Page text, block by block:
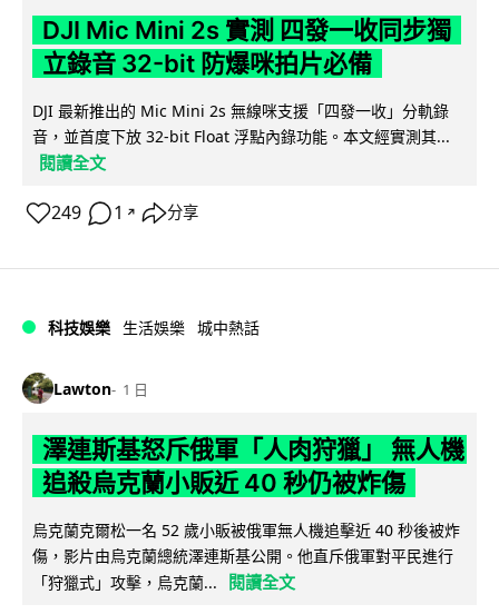
DJI Mic Mini 2s 實測 四發一收同步獨
立錄音 32-bit 防爆咪拍片必備
DJI 最新推出的 Mic Mini 2s 無線咪支援「四發一收」分軌錄
音，並首度下放 32-bit Float 浮點內錄功能。本文經實測其...
閱讀全文
249 1 ↗ 分享
科技娛樂 生活娛樂 城中熱話
Lawton 1 日
澤連斯基怒斥俄軍「人肉狩獵」 無人機
追殺烏克蘭小販近 40 秒仍被炸傷
烏克蘭克爾松一名 52 歲小販被俄軍無人機追擊近 40 秒後被炸
傷，影片由烏克蘭總統澤連斯基公開。他直斥俄軍對平民進行
「狩獵式」攻擊，烏克蘭...
閱讀全文